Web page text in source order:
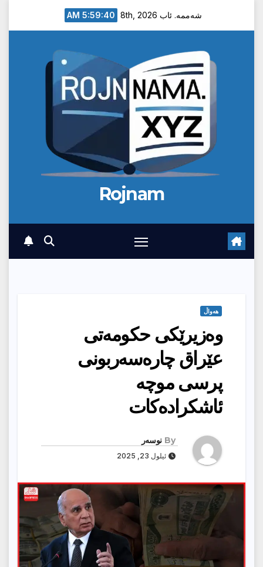
شەممە. ئاب 8th, 2026 5:59:41 AM
Rojnam
هەواڵ
وه‌زیرێكى حكومه‌تى
عێراق چاره‌سه‌ربونى
پرسى موچه‌
ئاشكراده‌كات
By نوسەر
ئیلول 23, 2025